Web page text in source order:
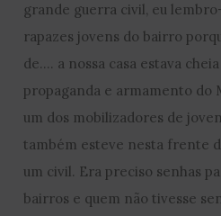
grande guerra civil, eu
rapazes jovens do bairro
de…. a nossa casa estava
propaganda e armamento do
um dos mobilizadores de
também esteve nesta frente
um civil. Era preciso senhas
bairros e quem não tivesse